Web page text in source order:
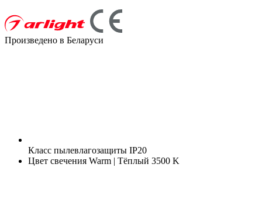
Произведено в Беларуси
Класс пылевлагозащиты IP20
Цвет свечения Warm | Тёплый 3500 K